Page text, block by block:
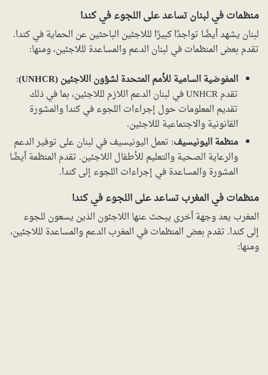
منظمات في لبنان تساعد على اللجوء في كندا
لبنان يشهد أيضًا تواجدًا كبيرًا لللاجئين الباحثين عن الحماية في كندا.
تقدم بعض المنظمات في لبنان الدعم والمساعدة لللاجئين، ومنها:
المفوضية السامية للأمم المتحدة لشؤون اللاجئين (UNHCR)
:
تقدم UNHCR في لبنان الدعم اللازم لللاجئين، بما في ذلك
تقديم المعلومات حول إجراءات اللجوء في كندا والمشورة
القانونية والاجتماعية لللاجئين.
منظمة اليونيسيف: تعمل اليونيسيف في لبنان على توفير الدعم
والرعاية الصحية والتعليم للأطفال اللاجئين. تقدم المنظمة أيضًا
المشورة والمساعدة في إجراءات اللجوء إلى كندا.
منظمات في المغرب تساعد على اللجوء في كندا
المغرب يعد وجهة أخرى يبحث عنها اللاجئون الذين يسعون للجوء
إلى كندا. تقدم بعض المنظمات في المغرب الدعم والمساعدة لللاجئين،
ومنها: